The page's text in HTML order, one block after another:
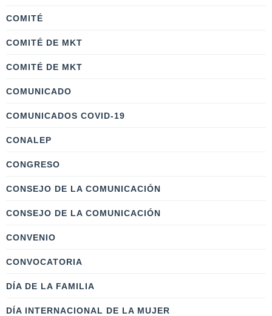
COMITÉ
COMITÉ DE MKT
COMITÉ DE MKT
COMUNICADO
COMUNICADOS COVID-19
CONALEP
CONGRESO
CONSEJO DE LA COMUNICACIÓN
CONSEJO DE LA COMUNICACIÓN
CONVENIO
CONVOCATORIA
DÍA DE LA FAMILIA
DÍA INTERNACIONAL DE LA MUJER